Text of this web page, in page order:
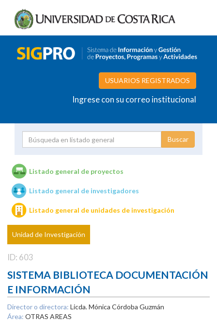
USUARIOS REGISTRADOS
Ingrese con su correo institucional
Unidades de investigación
Listado general de proyectos
Listado general de investigadores
Listado general de unidades de investigación
Unidad de Investigación
ID: 603
SISTEMA BIBLIOTECA DOCUMENTACIÓN
E INFORMACIÓN
Director o directora: Licda. Mónica Córdoba Guzmán
Área: OTRAS AREAS